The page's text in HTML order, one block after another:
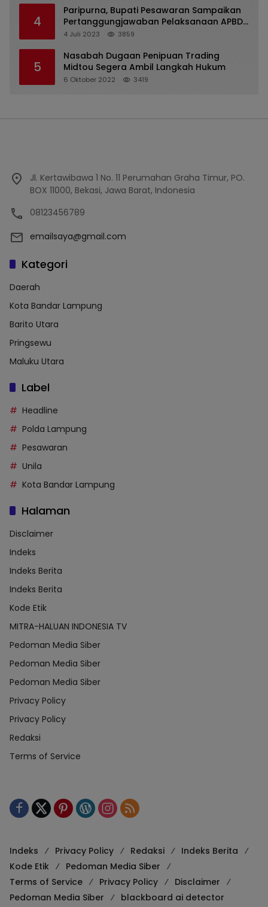
4
Paripurna, Bupati Pesawaran Sampaikan
Pertanggungjawaban Pelaksanaan APBD
2022
4 Juli 2023 3859
5
Nasabah Dugaan Penipuan Trading
Midtou Segera Ambil Langkah Hukum
6 Oktober 2022 3419
Jl. Kertawibawa 1 No. 11 Perumahan Graha Timur, PO.
BOX 11000, Bekasi, Jawa Barat, Indonesia
08123456789
emailsaya@gmail.com
Kategori
Daerah
Kota Bandar Lampung
Barito Utara
Pringsewu
Maluku Utara
Label
Headline
Polda Lampung
Pesawaran
Unila
Kota Bandar Lampung
Halaman
Disclaimer
Indeks
Indeks Berita
Indeks Berita
Kode Etik
MITRA-HALUAN INDONESIA TV
Pedoman Media Siber
Pedoman Media Siber
Pedoman Media Siber
Privacy Policy
Privacy Policy
Redaksi
Terms of Service
Indeks Privacy Policy Redaksi
Indeks Berita
Kode Etik
Pedoman Media Siber
Terms of Service
Privacy Policy
Disclaimer
Pedoman Media Siber
blackboard ai detector